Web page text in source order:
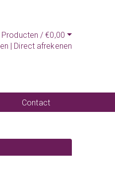
Producten /€0,00
| Direct afrekenen
Contact